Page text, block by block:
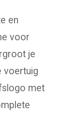
en
voor
je
voertuig
met